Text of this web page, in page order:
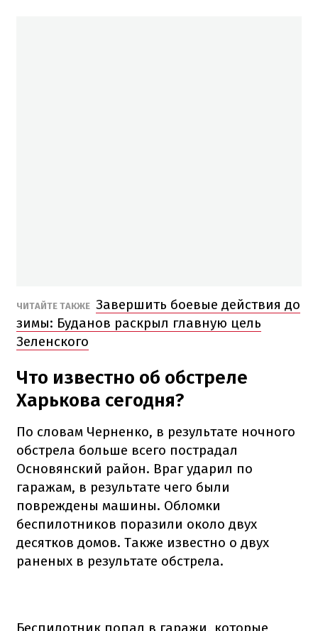
ЧИТАЙТЕ ТАКЖЕ Завершить боевые действия до
зимы: Буданов раскрыл главную цель
Зеленского
Что известно об обстреле
Харькова сегодня?
По словам Черненко, в результате ночного
обстрела больше всего пострадал
Основянский район. Враг ударил по
гаражам, в результате чего были
повреждены машины. Обломки
беспилотников поразили около двух
десятков домов. Также известно о двух
раненых в результате обстрела.
Беспилотник попал в гаражи, которые